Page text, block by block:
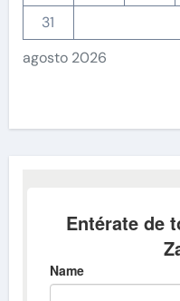
agosto 2026
31